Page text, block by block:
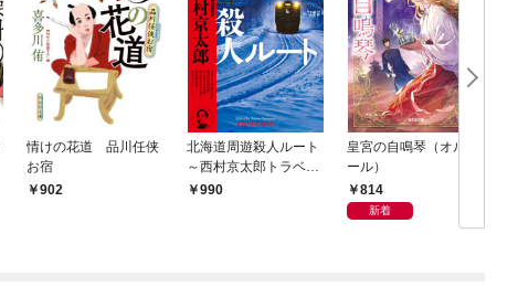
情けの花道 品川任侠
お宿
902
北海道周遊殺人ルート
～西村京太郎トラベル
ミステリー・セレクシ
990
皇宮の自鳴琴（オルゴ
ール）
814
新着